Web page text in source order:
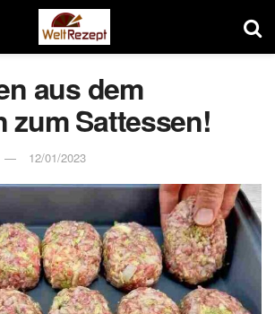
aus dem
zum Sattessen!
12/01/2023